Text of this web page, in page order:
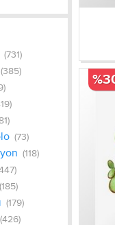
(731)
(385)
(73)
(118)
(185)
(179)
(426)